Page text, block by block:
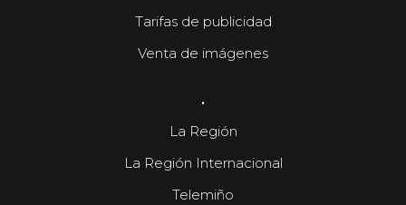
Tarifas de publicidad
Venta de imágenes
.
La Región
La Región Internacional
Telemiño